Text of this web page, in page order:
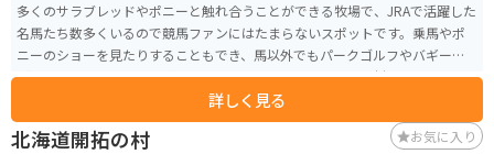
多くのサラブレッドやポニーと触れ合うことができる牧場で、JRAで活躍した
名馬たち数多くいるので競馬ファンにはたまらないスポットです。乗馬やポ
ニーのショーを見たりすることもでき、馬以外でもパークゴルフやバギーな
ど多くのアクティビティがあります。レストランもあり、食材にこだわった
料理を楽しむことができます。競馬を知らない方でも楽しめること間違いな
しのスポットです。
詳しく見る
北海道開拓の村 お気に入り